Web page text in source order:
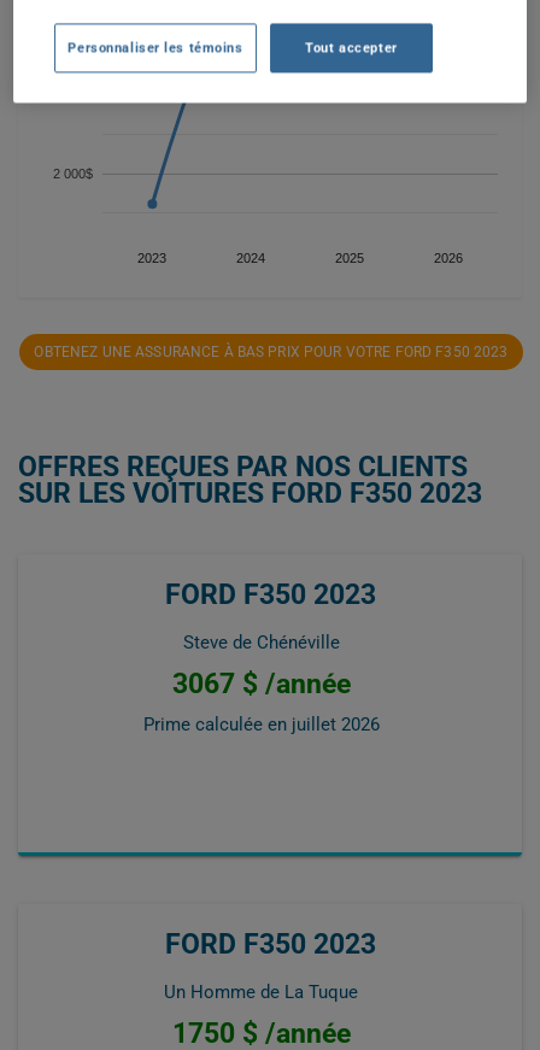
2023 2024 2025 2026
2 000$
OBTENEZ UNE ASSURANCE À BAS PRIX POUR VOTRE FORD F350 2023
OFFRES REÇUES PAR NOS CLIENTS
SUR LES VOITURES FORD F350 2023
FORD F350 2023
Steve de Chénéville
3067 $ /année
Prime calculée en juillet 2026
FORD F350 2023
Un Homme de La Tuque
1750 $ /année
Personnaliser les témoins Tout accepter